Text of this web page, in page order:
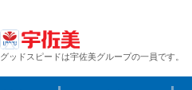
グッドスピードは宇佐美グループの一員です。